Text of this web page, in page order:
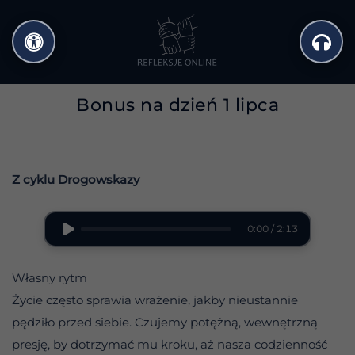
do
treści
Bonus na dzień 1 lipca
Z cyklu Drogowskazy
0:00 / 2:13
Własny rytm
Życie często sprawia wrażenie, jakby nieustannie
pędziło przed siebie. Czujemy potężną, wewnętrzną
presję, by dotrzymać mu kroku, aż nasza codzienność